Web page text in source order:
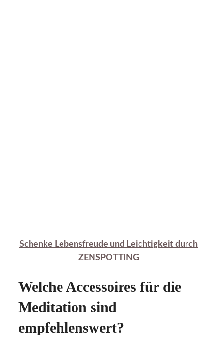
Schenke Lebensfreude und Leichtigkeit durch
ZENSPOTTING
Welche Accessoires für die
Meditation sind
empfehlenswert?